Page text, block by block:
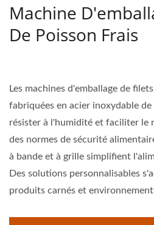
Machine
De Poisson Frais
Les machines d'emballage de
fabriquées en acier inoxydable
résister à l'humidité et faciliter le
des normes de sécurité
à bande et à grille simplifient
Des solutions personnalisables
produits carnés et